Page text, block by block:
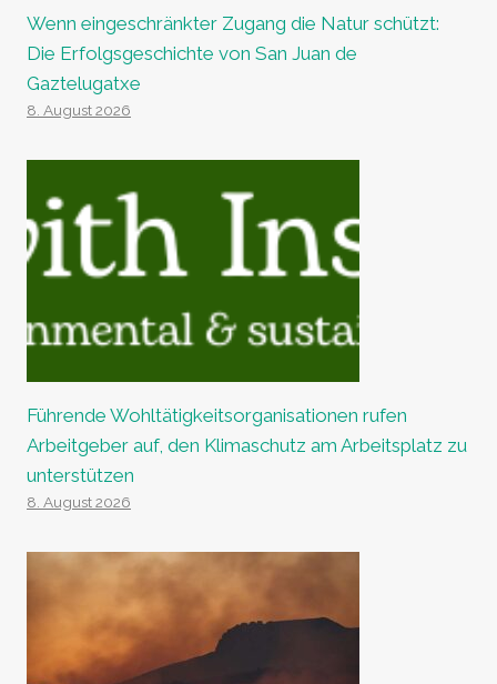
Wenn eingeschränkter Zugang die Natur schützt:
Die Erfolgsgeschichte von San Juan de
Gaztelugatxe
8. August 2026
Führende Wohltätigkeitsorganisationen rufen
Arbeitgeber auf, den Klimaschutz am Arbeitsplatz zu
unterstützen
8. August 2026